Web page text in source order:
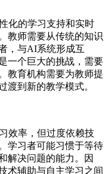
化的学习支持和实时
教师需要从传统的知识
，与AI系统形成互
一个巨大的挑战，需要
教育机构需要为教师提
渡到新的教学模式。
效率，但过度依赖技
学习者可能习惯于等待
解决问题的能力。因
术辅助与自主学习之间